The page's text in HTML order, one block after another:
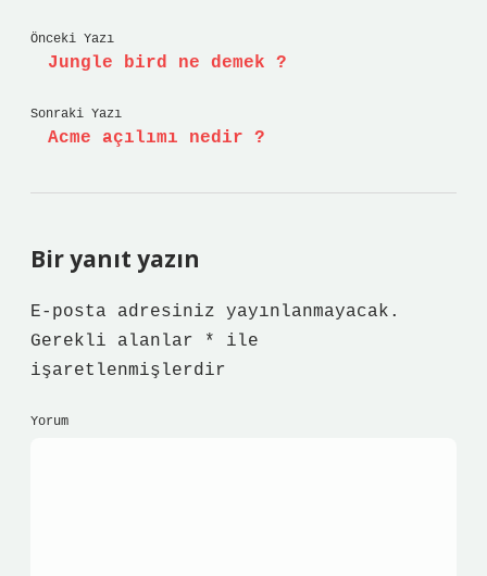
Önceki Yazı
Jungle bird ne demek ?
Sonraki Yazı
Acme açılımı nedir ?
Bir yanıt yazın
E-posta adresiniz yayınlanmayacak.
Gerekli alanlar
*
ile
işaretlenmişlerdir
Yorum